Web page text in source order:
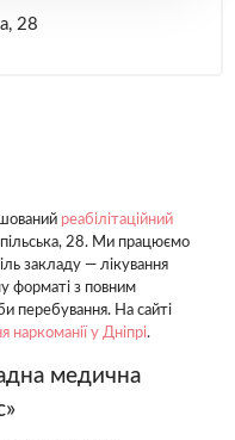
28
реабілітаційний
28. Ми працюємо
закладу — лікування
форматі з повним
перебування. На сайті
наркоманії у Дніпрі.
медична